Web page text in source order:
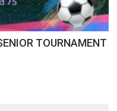
TOURNAMENT